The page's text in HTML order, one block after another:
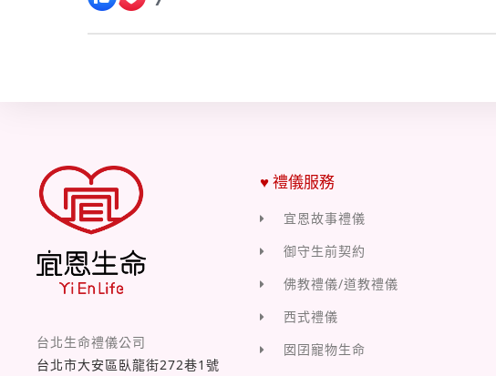
台北生命禮儀公司
台北市大安區臥龍街272巷1號
♥ 禮儀服務
宜恩故事禮儀
御守生前契約
佛教禮儀/道教禮儀
西式禮儀
囡囝寵物生命